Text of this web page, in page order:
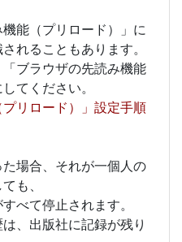
能（プリロード）」に
れることもあります。
ブラウザの先読み機能
てください。
プリロード）」設定手順
場合、それが一個人の
も、
べて停止されます。
、出版社に記録が残り